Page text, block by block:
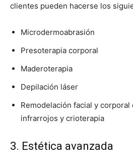
clientes pueden hacerse los
Microdermoabrasión
Presoterapia corporal
Maderoterapia
Depilación láser
Remodelación facial y corporal
infrarrojos y crioterapia
3. Estética avanzada